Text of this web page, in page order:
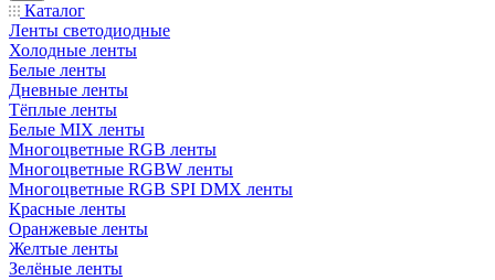
Каталог
Ленты светодиодные
Холодные ленты
Белые ленты
Дневные ленты
Тёплые ленты
Белые MIX ленты
Многоцветные RGB ленты
Многоцветные RGBW ленты
Многоцветные RGB SPI DMX ленты
Красные ленты
Оранжевые ленты
Желтые ленты
Зелёные ленты